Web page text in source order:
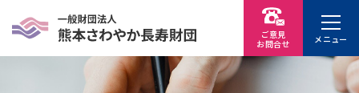
メニュー
ご意見
お問合せ